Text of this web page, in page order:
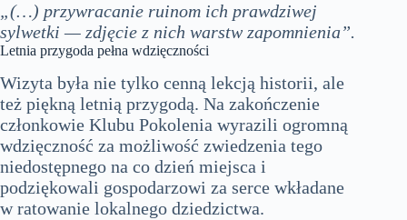
„(…) przywracanie ruinom ich prawdziwej
sylwetki — zdjęcie z nich warstw zapomnienia”.
Letnia przygoda pełna wdzięczności
Wizyta była nie tylko cenną lekcją historii, ale
też piękną letnią przygodą. Na zakończenie
członkowie Klubu Pokolenia wyrazili ogromną
wdzięczność za możliwość zwiedzenia tego
niedostępnego na co dzień miejsca i
podziękowali gospodarzowi za serce wkładane
w ratowanie lokalnego dziedzictwa.